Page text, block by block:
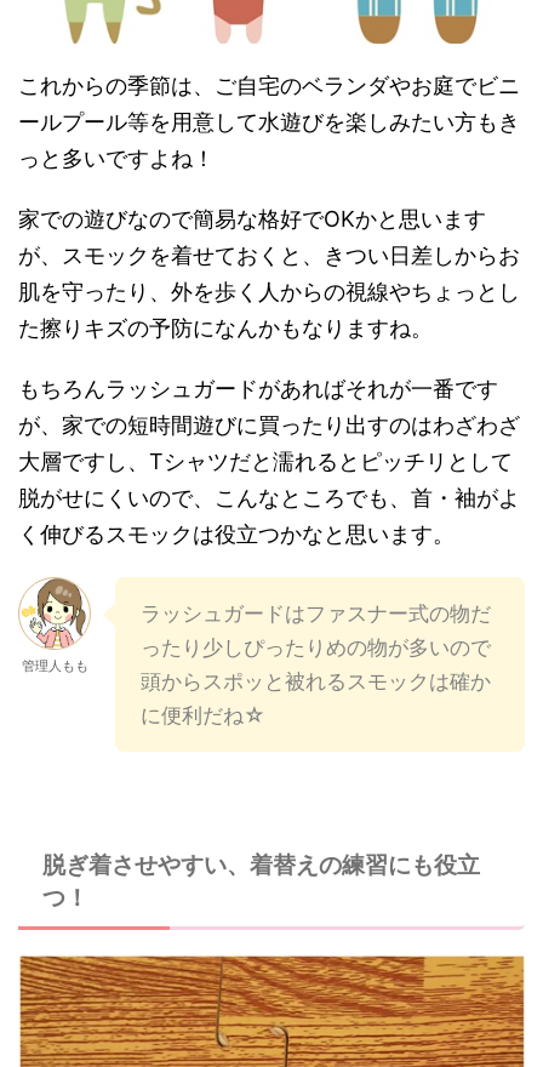
これからの季節は、ご自宅のベランダやお庭でビニ
ールプール等を用意して水遊びを楽しみたい方もき
っと多いですよね！
家での遊びなので簡易な格好でOKかと思います
が、スモックを着せておくと、きつい日差しからお
肌を守ったり、外を歩く人からの視線やちょっとし
た擦りキズの予防になんかもなりますね。
もちろんラッシュガードがあればそれが一番です
が、家での短時間遊びに買ったり出すのはわざわざ
大層ですし、Tシャツだと濡れるとピッチリとして
脱がせにくいので、こんなところでも、首・袖がよ
く伸びるスモックは役立つかなと思います。
管理人もも
ラッシュガードはファスナー式の物だ
ったり少しぴったりめの物が多いので
頭からスポッと被れるスモックは確か
に便利だね☆
脱ぎ着させやすい、着替えの練習にも役立
つ！